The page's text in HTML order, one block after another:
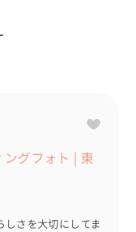
たシャボン玉、サ
せ時にアイディア
いただきました。
ら写真を残したい
いていきます）
色の撮影が可能）
サポート）
グフォト | 東
しさを大切にしてま